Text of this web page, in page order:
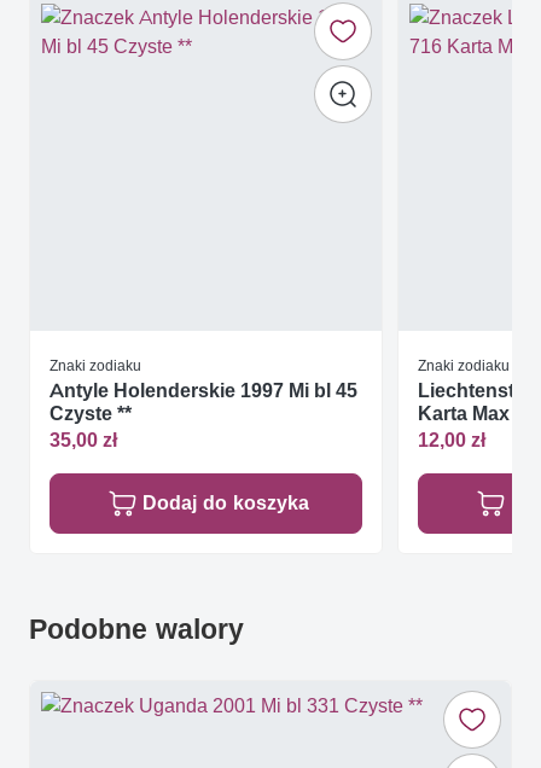
Znaki zodiaku
Antyle Holenderskie 1997 Mi bl 45
Czyste **
35,00 zł
Dodaj do koszyka
Znaki zodiaku
Karta Max
12,00 zł
Podobne walory